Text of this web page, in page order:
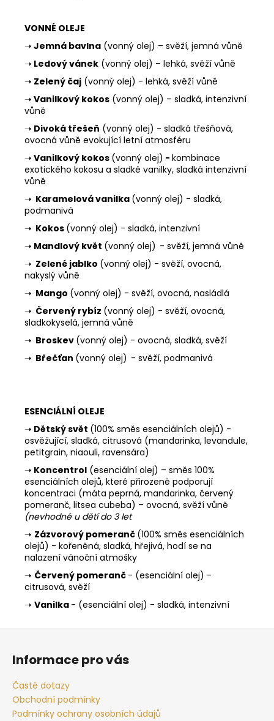
VONNÉ OLEJE
➝ Jemná bavlna (vonný olej) – svěží, jemná vůně
➝ Ledový vánek (vonný olej) – lehká, svěží vůně
➝ Zelený čaj (vonný olej) - lehká, svěží vůně
➝ Vanilkový kokos (vonný olej) – sladká, intenzivní
vůně
➝ Divoká třešeň (vonný olej) - sladká třešňová,
ovocná vůně evokující letní atmosféru
➝ Vanilkový kokos (vonný olej) - kombinace
exotického kokosu a sladké vanilky, sladká intenzivní
vůně
➝ Karamelová vanilka (vonný olej) - sladká,
podmanivá
➝ Kokos (vonný olej) - sladká, intenzivní
➝ Mandlový květ (vonný olej) - svěží, jemná vůně
➝ Zelené jablko (vonný olej) - svěží, ovocná,
nakyslý vůně
➝ Mango (vonný olej) - svěží, ovocná, nasládlá
➝ Červený rybíz (vonný olej) - svěží, ovocná,
sladkokyselá, jemná vůně
➝ Broskev (vonný olej) - ovocná, sladká, svěží
➝ Břečťan (vonný olej) - svěží, podmanivá
ESENCIÁLNÍ OLEJE
➝ Dětský svět (100% směs esenciálních olejů) -
osvěžující, sladká, citrusová (mandarinka, levandule,
petitgrain, niaouli, ravensára)
➝ Koncentrol (esenciální olej) – směs 100%
esenciálních olejů, které přirozeně podporují
koncentraci (máta peprná, mandarinka, červený
pomeranč, litsea cubeba) – ovocná, svěží vůně
(nevhodné u dětí do 3 let
➝ Zázvorový pomeranč (100% směs esenciálních
olejů) - kořeněná, sladká, hřejivá, hodí se na
nalazení vánoční atmošky
➝ Červený pomeranč - (esenciální olej) -
citrusová, svěží
➝ Vanilka - (esenciální olej) - sladká, intenzivní
Informace pro vás
Časté dotazy
Obchodní podmínky
Podmínky ochrany osobních údajů